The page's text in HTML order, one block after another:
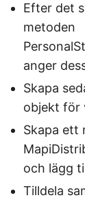
Efter det
metoden
anger
Skapa
objekt för
Skapa ett
och lägg
Tilldela